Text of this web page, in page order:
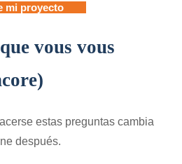
mi proyecto
vous vous
estas preguntas cambia
después.